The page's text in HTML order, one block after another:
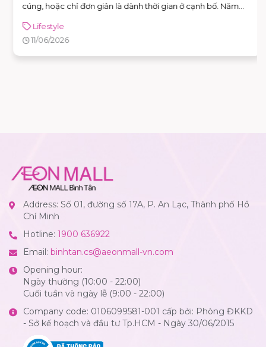
cúng, hoặc chỉ đơn giản là dành thời gian ở cạnh bố. Năm
ba của tháng 6) — rất tiện để cả nhà lên lịch đi chơi, mua
sắm và ăn uống trong một buổi.
Lifestyle
11/06/2026
Address: Số 01, đường số 17A, P. An Lạc, Thành phố Hồ
Chí Minh
Hotline: 1900 636922
Email: binhtan.cs@aeonmall-vn.com
Opening hour:
Ngày thường (10:00 - 22:00)
Cuối tuần và ngày lễ (9:00 - 22:00)
Company code: 0106099581-001 cấp bởi: Phòng ĐKKD
- Sở kế hoạch và đầu tư Tp.HCM - Ngày 30/06/2015